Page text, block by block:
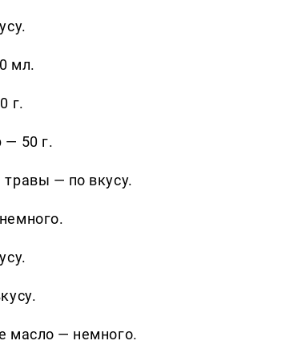
мл.
г.
— 50 г.
травы — по вкусу.
масло — немного.